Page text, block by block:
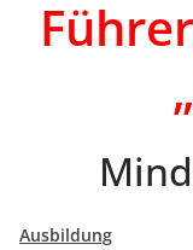
Ausbildung